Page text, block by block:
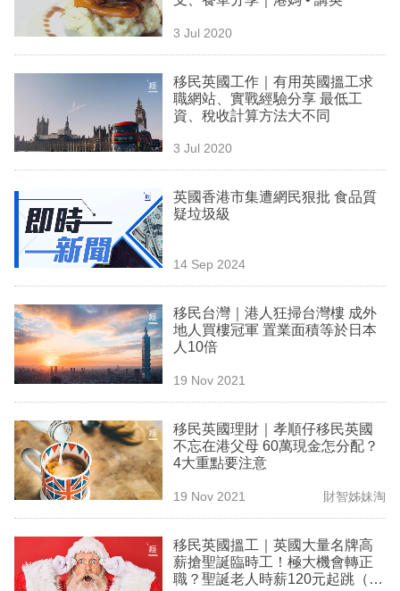
理
科
技
場
生
時
事
欄
訂
閱
區
3 Jul 2020
移民英國工作｜有用英國搵工求
職網站、實戰經驗分享 最低工
資、稅收計算方法大不同
3 Jul 2020
英國香港市集遭網民狠批 食品質
疑垃圾級
14 Sep 2024
移民台灣｜港人狂掃台灣樓 成外
地人買樓冠軍 置業面積等於日本
人10倍
19 Nov 2021
移民英國理財｜孝順仔移民英國
不忘在港父母 60萬現金怎分配？
4大重點要注意
19 Nov 2021 財智姊妹淘
移民英國搵工｜英國大量名牌高
薪搶聖誕臨時工！極大機會轉正
職？聖誕老人時薪120元起跳（附